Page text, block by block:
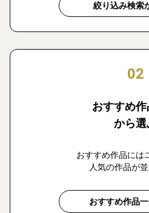
絞り込み検索
02
おすすめ
から選
おすすめ作品には
人気の作品が並
おすすめ作品